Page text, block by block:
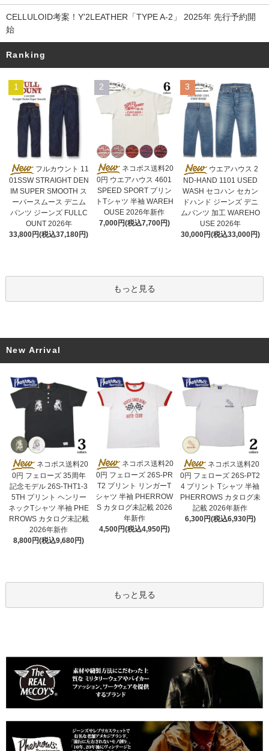
CELLULOID考案！Y'2LEATHER「TYPE A-2」 2025年 先行予約開
始
Ranking
1
フルカウント 11
01SSW STRAIGHT DEN
IM SUPER SMOOTH ス
ーパースムース デニム
パンツ ジーンズ FULLC
OUNT 2026年
33,800円(税込37,180円)
2
ネコポス送料20
0円 ウエアハウス 4601
SPEED SPORT プリン
トTシャツ 半袖 WAREH
OUSE 2026年新作
7,000円(税込7,700円)
3
ウエアハウス 2
ND-HAND 1101 USED
WASH セコハン セカン
ドハンド ジーンズ デニ
ムパンツ 加工 WAREHO
USE 2026年
30,000円(税込33,000円)
もっと見る
New Arrival
ネコポス送料20
0円 フェローズ 35周年
記念モデル 26S-THT1-3
5TH プリント ヘンリー
ネックTシャツ 半袖 PHE
RROWS カタログ未記載
2026年新作
8,800円(税込9,680円)
ネコポス送料20
0円 フェローズ 26S-PR
T2 プリント リンガーT
シャツ 半袖 PHERROW
S カタログ未記載 2026
年新作
4,500円(税込4,950円)
ネコポス送料20
0円 フェローズ 26S-PT2
4 プリント Tシャツ 半袖
PHERROWS カタログ未
記載 2026年新作
6,300円(税込6,930円)
もっと見る